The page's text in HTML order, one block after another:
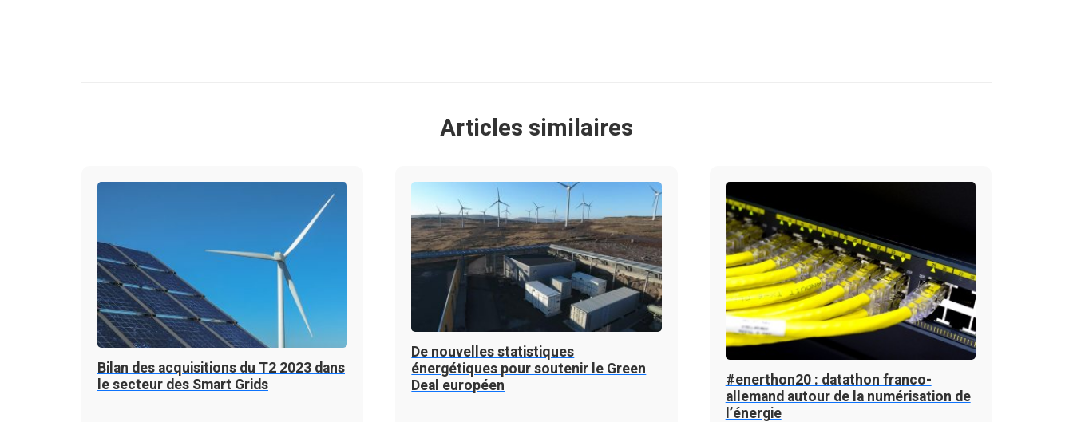
Articles similaires
Bilan des acquisitions du T2 2023 dans
le secteur des Smart Grids
De nouvelles statistiques
énergétiques pour soutenir le Green
Deal européen
#enerthon20 : datathon franco-
allemand autour de la numérisation de
l’énergie